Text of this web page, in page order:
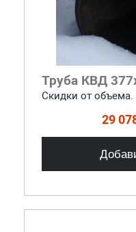
Труба КВД
Скидки от объема.
29